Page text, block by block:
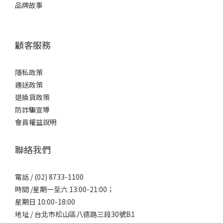
品牌故事
顧客服務
隱私政策
運送政策
退換貨政策
防詐騙宣導
會員權益說明
聯絡我們
電話 / (02) 8733-1100
時間 /星期一至六 13:00-21:00；
星期日 10:00-18:00
地址 / 台北市松山區八德路三段30號B1